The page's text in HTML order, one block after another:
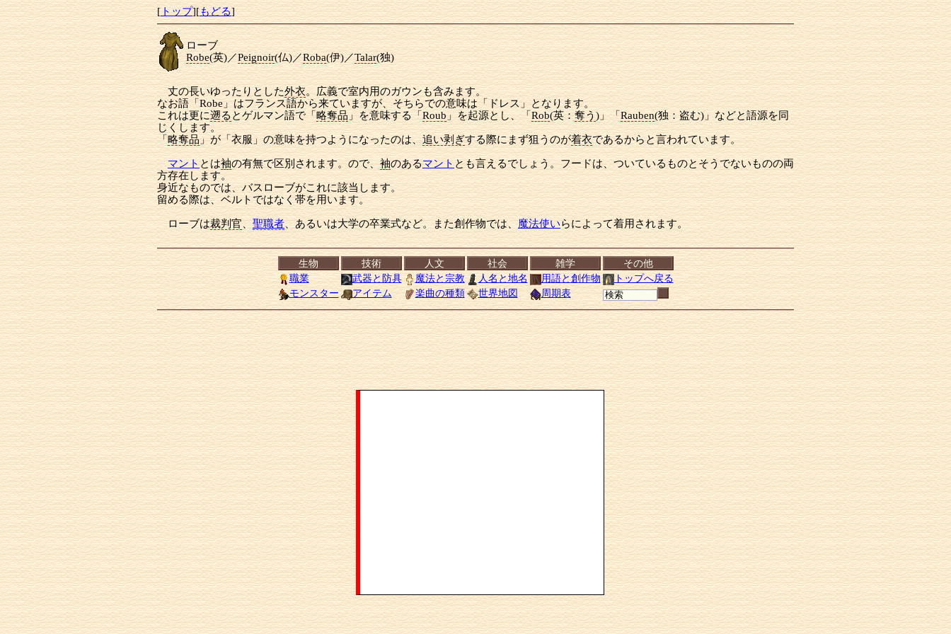
[トップ][もどる]
ローブ
Robe(英)／Peignoir(仏)／Roba(伊)／Talar(独)
丈の長いゆったりとした外衣。広義で室内用のガウンも含みます。
なお語「Robe」はフランス語から来ていますが、そちらでの意味は「ドレス」となります。
これは更に遡るとゲルマン語で「略奪品」を意味する「Roub」を起源とし、「Rob(英：奪う)」「Rauben(独：盗む)」などと語源を同
じくします。
「略奪品」が「衣服」の意味を持つようになったのは、追い剥ぎする際にまず狙うのが着衣であるからと言われています。
マントとは袖の有無で区別されます。ので、袖のあるマントとも言えるでしょう。フードは、ついているものとそうでないものの両
方存在します。
身近なものでは、バスローブがこれに該当します。
留める際は、ベルトではなく帯を用います。
ローブは裁判官、聖職者、あるいは大学の卒業式など。また創作物では、魔法使いらによって着用されます。